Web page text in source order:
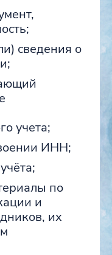
сведения о
учета;
ИНН;
по
и
их